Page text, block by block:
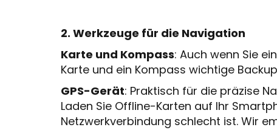
2. Werkzeuge für die Navigation
Karte und Kompass: Auch wenn Sie
Karte und ein Kompass wichtige
GPS-Gerät: Praktisch für die präzise
Laden Sie Offline-Karten auf Ihr
Netzwerkverbindung schlecht ist. Wir